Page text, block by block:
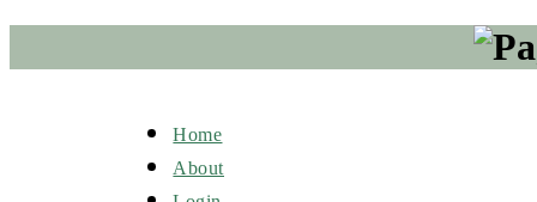
Home
About